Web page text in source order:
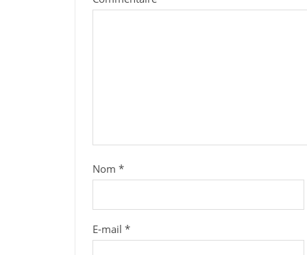
Nom *
E-mail *